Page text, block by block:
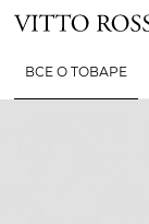
ВСЕ О ТОВАРЕ